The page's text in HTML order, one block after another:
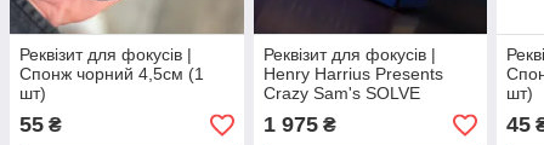
Реквізит для фокусів |
Спонж чорний 4,5см (1
шт)
55 ₴
Реквізит для фокусів |
Henry Harrius Presents
Crazy Sam's SOLVE
1 975₴
шт)
45